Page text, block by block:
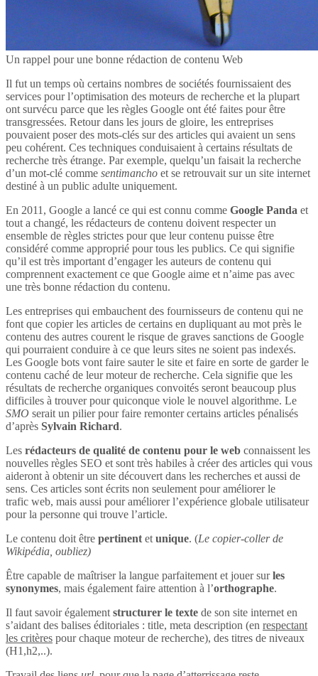
Un rappel pour une bonne rédaction de contenu Web
Il fut un temps où certains nombres de sociétés fournissaient des
services pour l’optimisation des moteurs de recherche et la plupart
ont survécu parce que les règles Google ont été faites pour être
transgressées. Retour dans les jours de gloire, les entreprises
pouvaient poser des mots-clés sur des articles qui avaient un sens
peu cohérent. Ces techniques conduisaient à certains résultats de
recherche très étrange. Par exemple, quelqu’un faisait la recherche
d’un mot-clé comme sentimancho et se retrouvait sur un site internet
destiné à un public adulte uniquement.
En 2011, Google a lancé ce qui est connu comme Google Panda et
tout a changé, les rédacteurs de contenu doivent respecter un
ensemble de règles strictes pour que leur contenu puisse être
considéré comme approprié pour tous les publics. Ce qui signifie
qu’il est très important d’engager les auteurs de contenu qui
comprennent exactement ce que Google aime et n’aime pas avec
une très bonne rédaction du contenu.
Les entreprises qui embauchent des fournisseurs de contenu qui ne
font que copier les articles de certains en dupliquant au mot près le
contenu des autres courent le risque de graves sanctions de Google
qui pourraient conduire à ce que leurs sites ne soient pas indexés.
Les Google bots vont faire sauter le site et faire en sorte de garder le
contenu caché de leur moteur de recherche. Cela signifie que les
résultats de recherche organiques convoités seront beaucoup plus
difficiles à trouver pour quiconque viole le nouvel algorithme. Le
SMO serait un pilier pour faire remonter certains articles pénalisés
d’après Sylvain Richard.
Les rédacteurs de qualité de contenu pour le web connaissent les
nouvelles règles SEO et sont très habiles à créer des articles qui vous
aideront à obtenir un site découvert dans les recherches et aussi de
sens. Ces articles sont écrits non seulement pour améliorer le
trafic web, mais aussi pour améliorer l’expérience globale utilisateur
pour la personne qui trouve l’article.
Le contenu doit être pertinent et unique. (Le copier-coller de
Wikipédia, oubliez)
Être capable de maîtriser la langue parfaitement et jouer surles
synonymes, mais également faire attention à l’orthographe.
Il faut savoir également structurer le texte de son site internet en
s’aidant des balises éditoriales : title, meta description (en respectant
les critères pour chaque moteur de recherche), des titres de niveaux
(H1,h2,..).